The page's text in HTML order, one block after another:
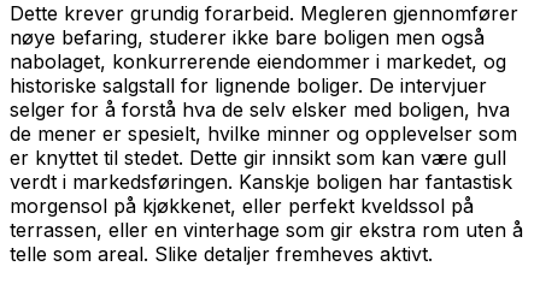
Dette krever grundig forarbeid. Megleren gjennomfører
nøye befaring, studerer ikke bare boligen men også
nabolaget, konkurrerende eiendommer i markedet, og
historiske salgstall for lignende boliger. De intervjuer
selger for å forstå hva de selv elsker med boligen, hva
de mener er spesielt, hvilke minner og opplevelser som
er knyttet til stedet. Dette gir innsikt som kan være gull
verdt i markedsføringen. Kanskje boligen har fantastisk
morgensol på kjøkkenet, eller perfekt kveldssol på
terrassen, eller en vinterhage som gir ekstra rom uten å
telle som areal. Slike detaljer fremheves aktivt.